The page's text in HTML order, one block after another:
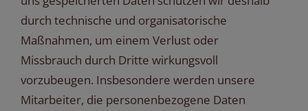
durch technische und organisatorische
Maßnahmen, um einem Verlust oder
Missbrauch durch Dritte wirkungsvoll
vorzubeugen. Insbesondere werden unsere
Mitarbeiter, die personenbezogene Daten